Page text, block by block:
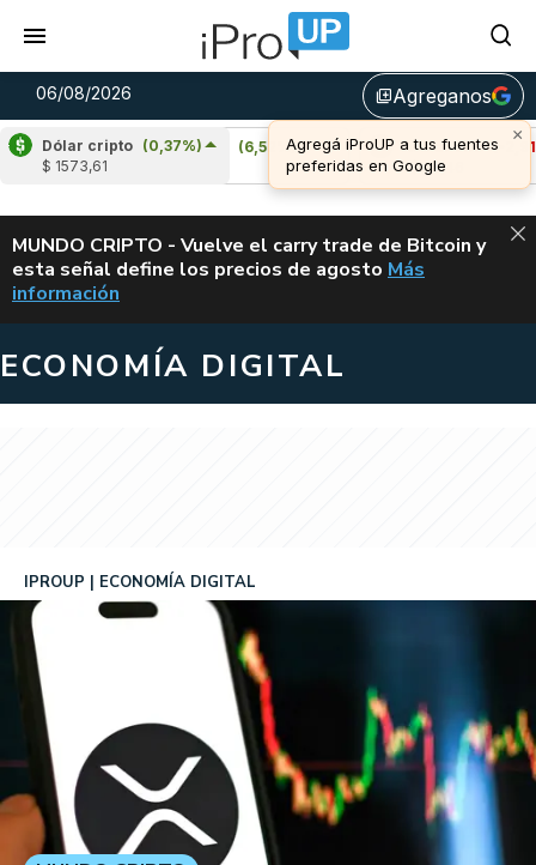
06/08/2026 library_addAgreganos
Dólar cripto (0,37%)
$ 1573,61
Cardano (6,52%)
Avalanche (-2,91%)
u$s 6,46
ALERTA
MUNDO CRIPTO - Vuelve el carry trade de Bitcoin y
esta señal define los precios de agosto VUELVE EL
Más
información
ECONOMÍA DIGITAL
IPROUP ECONOMÍA DIGITAL